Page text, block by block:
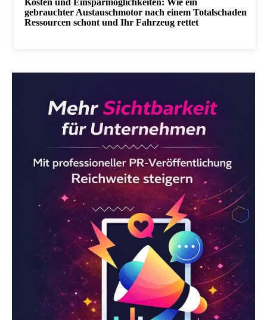
Kosten und Einsparmöglichkeiten: Wie ein
gebrauchter Austauschmotor nach einem Totalschaden
Ressourcen schont und Ihr Fahrzeug rettet